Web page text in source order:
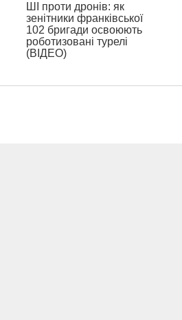
ШІ проти дронів: як
зенітники франківської
102 бригади освоюють
роботизовані турелі
(ВІДЕО)